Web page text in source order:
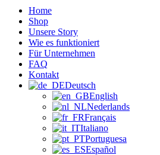
Home
Shop
Unsere Story
Wie es funktioniert
Für Unternehmen
FAQ
Kontakt
Deutsch
English
Nederlands
Français
Italiano
Portuguesa
Español